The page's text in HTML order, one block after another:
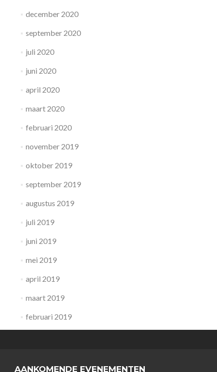
december 2020
september 2020
juli 2020
juni 2020
april 2020
maart 2020
februari 2020
november 2019
oktober 2019
september 2019
augustus 2019
juli 2019
juni 2019
mei 2019
april 2019
maart 2019
februari 2019
AANKOMENDE EVENEMENTEN